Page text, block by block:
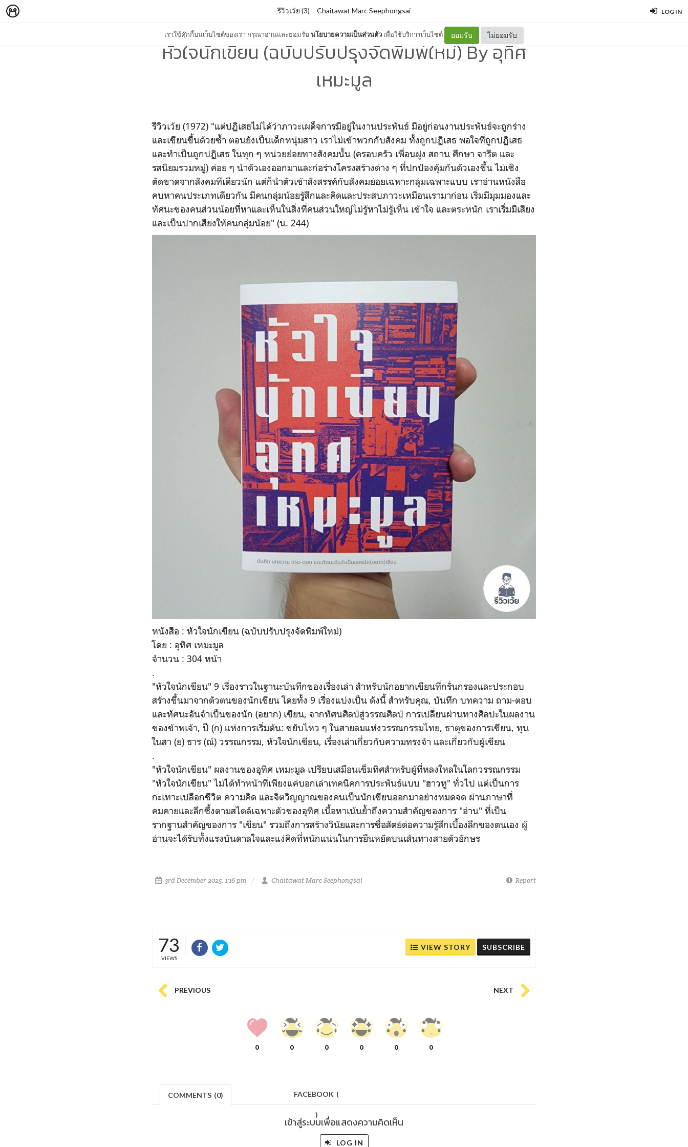
LOG IN
เราใช้คุ๊กกี้บนเว็บไซต์ของเรา กรุณาอ่านและยอมรับนโยบายความเป็นส่วนตัว เพื่อใช้บริการเว็บไซต์ ยอมรับ ไม่ยอมรับ
รีวิวเว้ย (3) – Chaitawat Marc Seephongsai
หัวใจนักเขียน (ฉบับปรับปรุงจัดพิมพ์ใหม่) By อุทิศ
เหมะมูล
รีวิวเว้ย (1972) "แต่ปฏิเสธไม่ได้ว่าภาวะเผด็จการมีอยู่ในงานประพันธ์ มีอยู่ก่อนงานประพันธ์จะถูกร่าง
และเขียนขึ้นด้วยซ้ำ ตอนยังเป็นเด็กหนุ่มสาว เราไม่เข้าพวกกับสังคม ทั้งถูกปฏิเสธ พอใจที่ถูกปฏิเสธ
และทำเป็นถูกปฏิเสธ ในทุก ๆ หน่วยย่อยทางสังคมนั้น (ครอบครัว เพื่อนฝูง สถาน ศึกษา จารีต และ
รสนิยมรวมหมู่) ค่อย ๆ นำตัวเองออกมาและก่อร่างโครงสร้างต่าง ๆ ที่ปกป้องคุ้มกันตัวเองขึ้น ไม่เชิง
ตัดขาดจากสังคมทีเดียวนัก แต่ก็นำตัวเข้าสังสรรค์กับสังคมย่อยเฉพาะกลุ่มเฉพาะแบบ เราอ่านหนังสือ
คบหาคนประเภทเดียวกัน มีคนกลุ่มน้อยรู้สึกและคิดและประสบภาวะเหมือนเรามาก่อน เริ่มมีมุมมองและ
ทัศนะของคนส่วนน้อยที่หาและเห็นในสิ่งที่คนส่วนใหญ่ไม่รู้หาไม่รู้เห็น เข้าใจ และตระหนัก เราเริ่มมีเสียง
และเป็นปากเสียงให้คนกลุ่มน้อย" (น. 244)
หนังสือ : หัวใจนักเขียน (ฉบับปรับปรุงจัดพิมพ์ใหม่)
โดย : อุทิศ เหมะมูล
จำนวน : 304 หน้า
.
"หัวใจนักเขียน" 9 เรื่องราวในฐานะบันทึกของเรื่องเล่า สำหรับนักอยากเขียนที่กรั่นกรองและประกอบ
สร้างขึ้นมาจากตัวตนของนักเขียน โดยทั้ง 9 เรื่องแบ่งเป็น ดังนี้ สำหรับคุณ, บันทึก บทความ ถาม-ตอบ
และทัศนะอันจำเป็นของนัก (อยาก) เขียน, จากทัศนศิลป์สู่วรรณศิลป์ การเปลี่ยนผ่านทางศิลปะในผลงาน
ของข้าพเจ้า, ปี (ก) แห่งการเริ่มต้น: ขยับไหว ๆ ในสายลมแห่งวรรณกรรมไทย, ธาตุของการเขียน, ทุน
ในสา (ย) ธาร (ณ์) วรรณกรรม, หัวใจนักเขียน, เรื่องเล่าเกี่ยวกับความทรงจำ และเกี่ยวกับผู้เขียน
.
​"หัวใจนักเขียน" ผลงานของอุทิศ เหมะมูล เปรียบเสมือนเข็มทิศสำหรับผู้ที่หลงใหลในโลกวรรณกรรม
"หัวใจนักเขียน"ไม่ได้ทำหน้าที่เพียงแค่บอกเล่าเทคนิคการประพันธ์แบบ "ฮาวทู" ทั่วไป แต่เป็นการ
กะเทาะเปลือกชีวิต ความคิด และจิตวิญญาณของคนเป็นนักเขียนออกมาอย่างหมดจด ผ่านภาษาที่
คมคายและลึกซึ้งตามสไตล์เฉพาะตัวของอุทิศ เนื้อหาเน้นย้ำถึงความสำคัญของการ "อ่าน" ที่เป็น
รากฐานสำคัญของการ "เขียน" รวมถึงการสร้างวินัยและการซื่อสัตย์ต่อความรู้สึกเบื้องลึกของตนเอง ผู้
อ่านจะได้รับทั้งแรงบันดาลใจและแง่คิดที่หนักแน่นในการยืนหยัดบนเส้นทางสายตัวอักษร
3rd December 2025, 1:16 pm Chaitawat Marc Seephongsai Report
73
VIEWS
VIEW STORY SUBSCRIBE
PREVIOUS NEXT
0 0 0 0 0 0
COMMENTS (0) FACEBOOK (
)
เข้าสู่ระบบเพื่อแสดงความคิดเห็น
LOG IN